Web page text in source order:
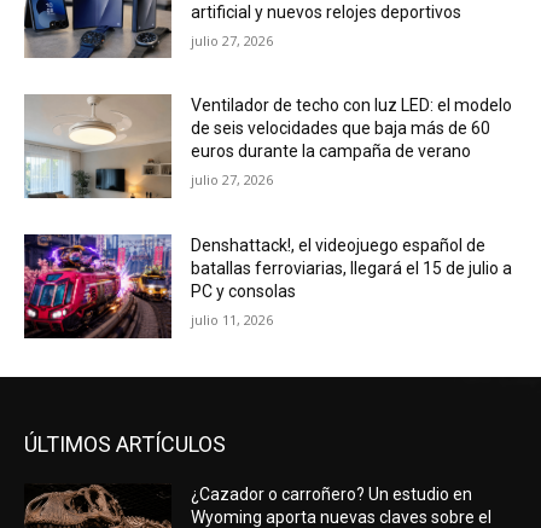
artificial y nuevos relojes deportivos
julio 27, 2026
Ventilador de techo con luz LED: el modelo
de seis velocidades que baja más de 60
euros durante la campaña de verano
julio 27, 2026
Denshattack!, el videojuego español de
batallas ferroviarias, llegará el 15 de julio a
PC y consolas
julio 11, 2026
ÚLTIMOS ARTÍCULOS
¿Cazador o carroñero? Un estudio en
Wyoming aporta nuevas claves sobre el